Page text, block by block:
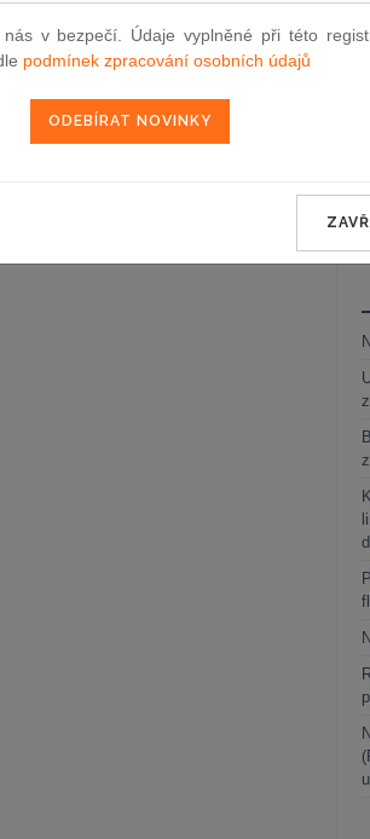
v bezpečí. Údaje vyplněné při této
podmínek zpracování osobních údajů